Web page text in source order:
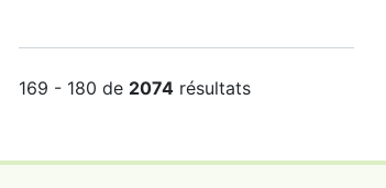
169 - 180 de 2074 résultats